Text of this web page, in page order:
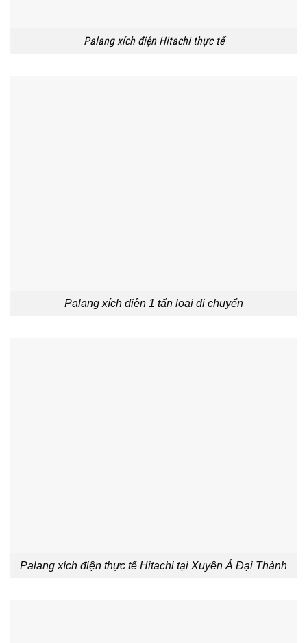
Palang xích điện Hitachi thực tế
Palang xích điện 1 tấn loại di chuyển
Palang xích điện thực tế Hitachi tại Xuyên Á Đại Thành